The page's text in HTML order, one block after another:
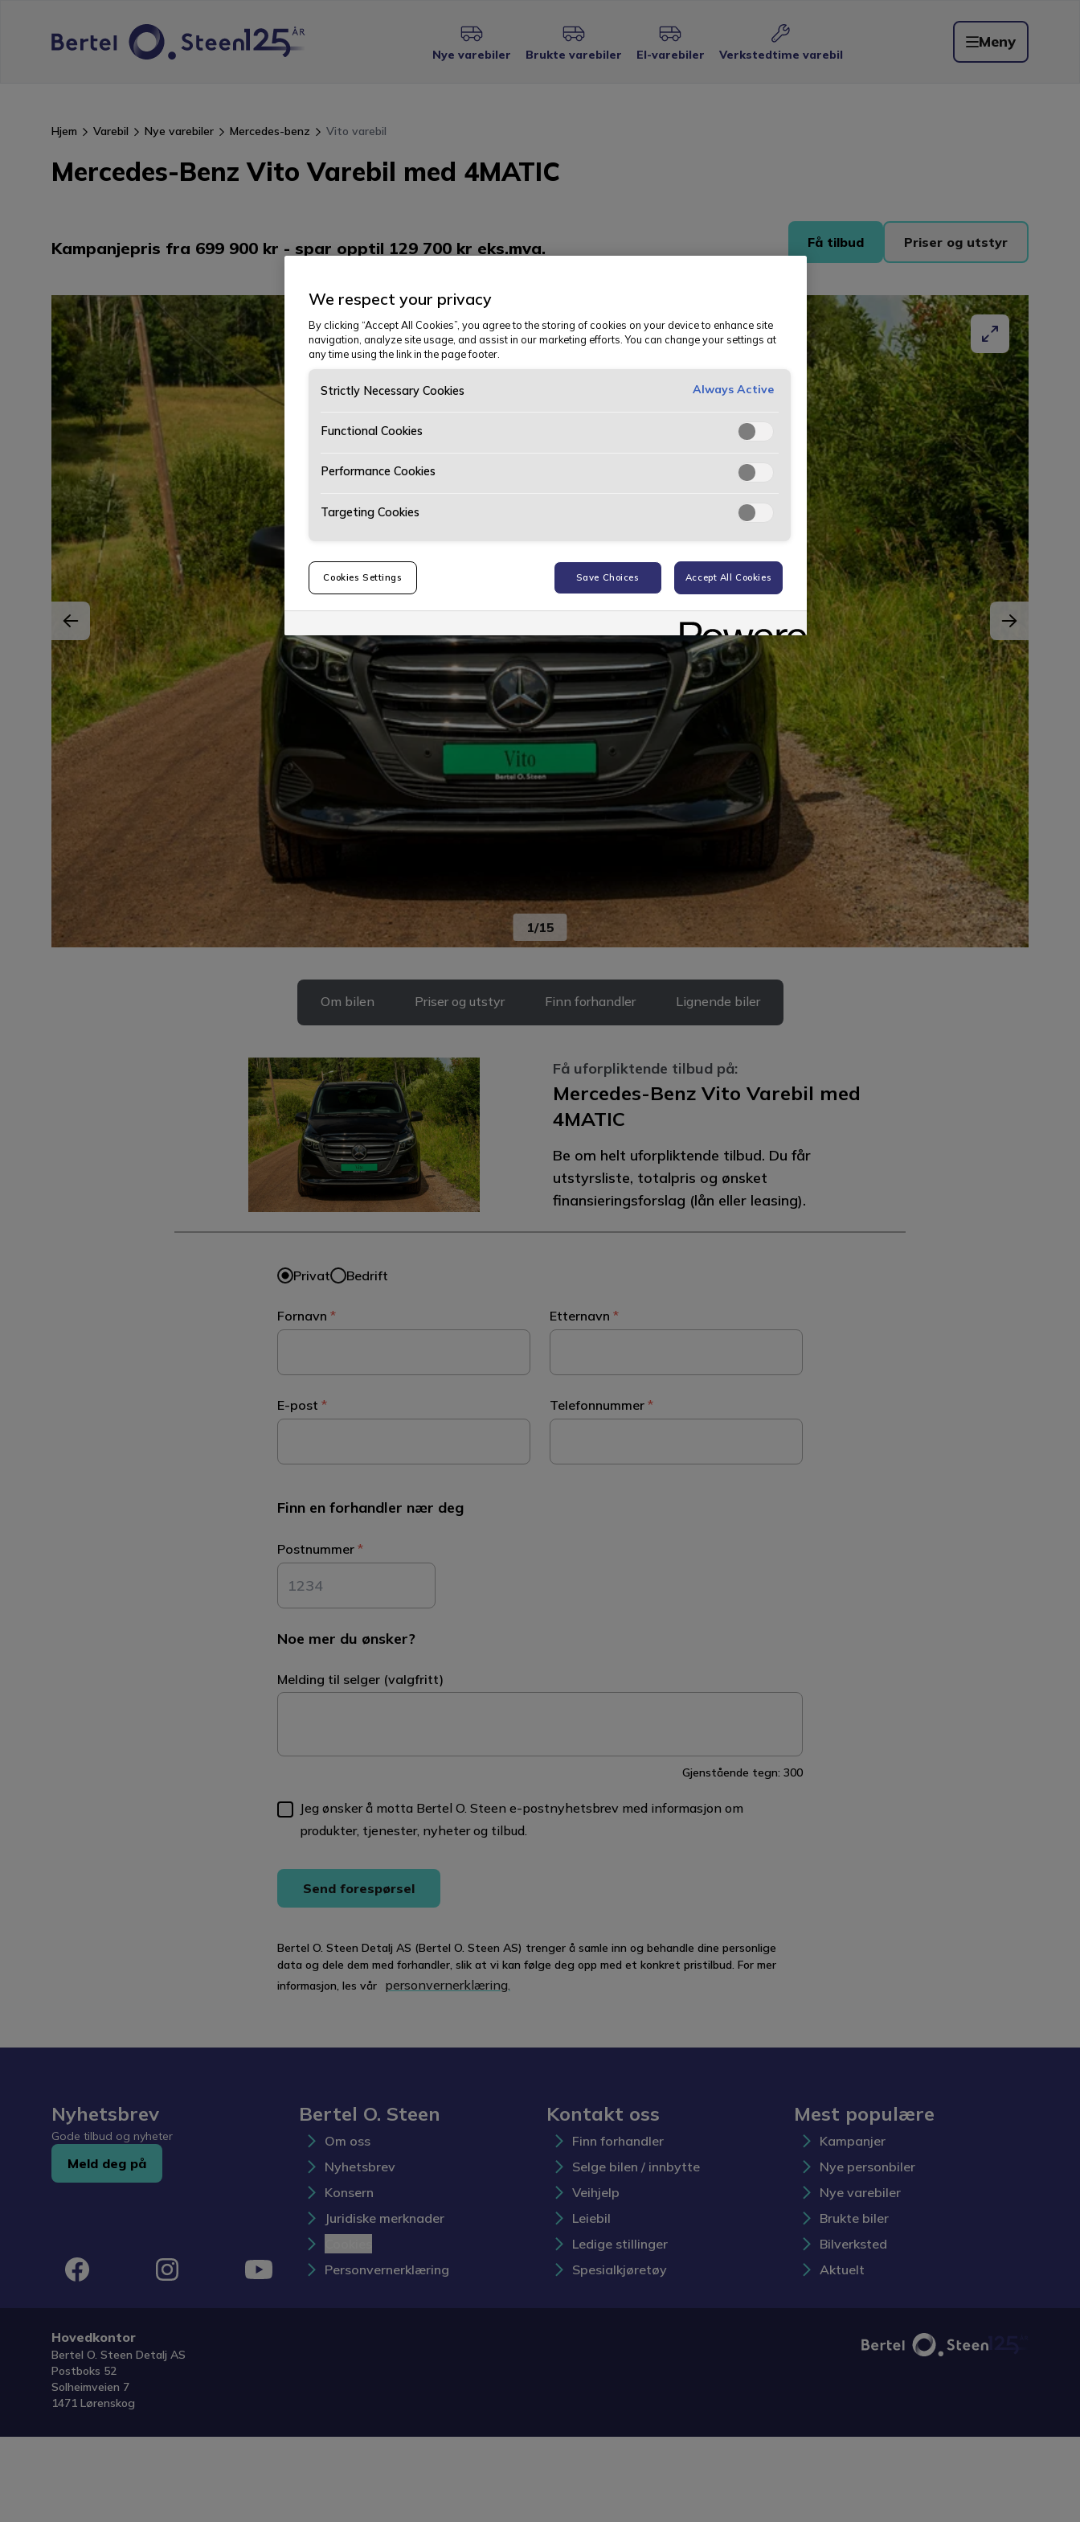
Nye varebiler Brukte varebiler El-varebiler Verkstedtime varebil
Meny
Hjem Varebil Nye varebiler Mercedes-benz Vito varebil
Mercedes-Benz Vito Varebil med 4MATIC
Kampanjepris fra 699 900 kr - spar opptil 129 700 kr eks.mva. Få tilbud Priser og utstyr
1/15
Om bilen Priser og utstyr Finn forhandler Lignende biler
Få uforpliktende tilbud på:
Mercedes-Benz Vito Varebil med
4MATIC
Be om helt uforpliktende tilbud. Du får
utstyrsliste, totalpris og ønsket
finansieringsforslag (lån eller leasing).
Privat Bedrift
Fornavn * Etternavn *
E-post * Telefonnummer *
Finn en forhandler nær deg
Postnummer *
Noe mer du ønsker?
Melding til selger (valgfritt)
Gjenstående tegn: 300
Jeg ønsker å motta Bertel O. Steen e-postnyhetsbrev med informasjon om
produkter, tjenester, nyheter og tilbud.
Send forespørsel
Bertel O. Steen Detalj AS (Bertel O. Steen AS) trenger å samle inn og behandle dine personlige
data og dele dem med forhandler, slik at vi kan følge deg opp med et konkret pristilbud. For mer
informasjon, les vår
personvernerklæring.
Nyhetsbrev
Gode tilbud og nyheter
Meld deg på
Bertel O. Steen
Om oss
Nyhetsbrev
Konsern
Juridiske merknader
Personvernerklæring
Kontakt oss
Finn forhandler
Selge bilen / innbytte
Veihjelp
Leiebil
Ledige stillinger
Spesialkjøretøy
Mest populære
Kampanjer
Nye personbiler
Nye varebiler
Brukte biler
Bilverksted
Aktuelt
Hovedkontor
Bertel O. Steen Detalj AS
Postboks 52
Solheimveien 7
1471 Lørenskog
We respect your privacy
By clicking “Accept All Cookies”, you agree to the storing of cookies on your device to enhance site
navigation, analyze site usage, and assist in our marketing efforts. You can change your settings at
any time using the link in the page footer.
Strictly Necessary Cookies Always Active
Functional Cookies
Performance Cookies
Targeting Cookies
Cookies Settings Save Choices Accept All Cookies